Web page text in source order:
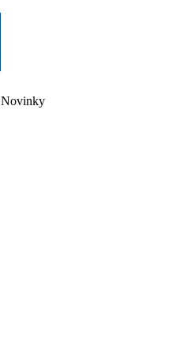
Novinky